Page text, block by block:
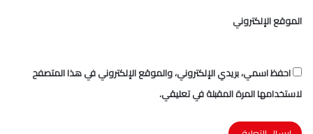
الموقع الإلكتروني
احفظ اسمي، بريدي الإلكتروني، والموقع الإلكتروني في هذا المتصفح
لاستخدامها المرة المقبلة في تعليقي.